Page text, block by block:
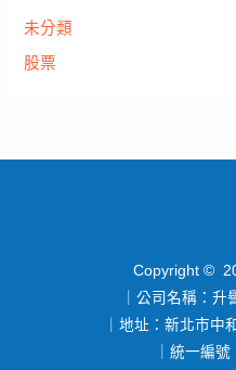
未分類
股票
Copyright ©
｜公司名稱：升
｜地址：新北市中
｜統一編